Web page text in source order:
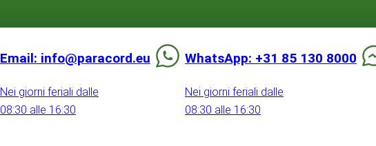
Email: info@paracord.eu
Nei giorni feriali dalle
08:30 alle 16:30
WhatsApp: +31 85 130 8000
Nei giorni feriali dalle
08:30 alle 16:30